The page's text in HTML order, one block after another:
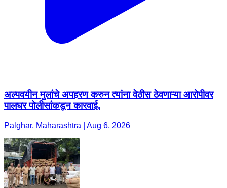
अल्पवयीन मुलांचे अपहरण करुन त्यांना वेठीस ठेवणाऱ्या आरोपीवर
पालघर पोलीसांकडून कारवाई.
Palghar, Maharashtra | Aug 6, 2026